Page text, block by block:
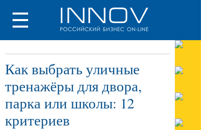
Как выбрать уличные
тренажёры для двора,
парка или школы: 12
критериев